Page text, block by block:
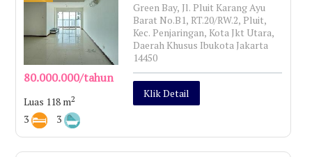
80.000.000/tahun
Luas 118 m2
3 3
Green Bay, Jl. Pluit Karang Ayu
Barat No.B1, RT.20/RW.2, Pluit,
Kec. Penjaringan, Kota Jkt Utara,
Daerah Khusus Ibukota Jakarta
14450
Klik Detail